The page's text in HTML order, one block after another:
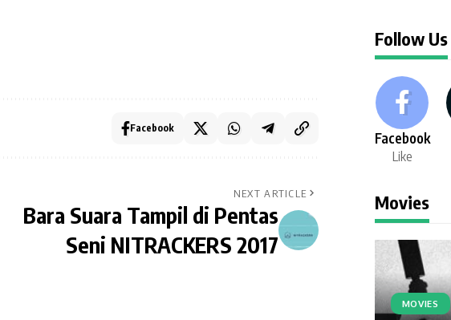
Facebook
NEXT ARTICLE
Bara Suara Tampil di Pentas
Seni NITRACKERS 2017
Follow Us
Facebook
Like
Movies
MOVIES